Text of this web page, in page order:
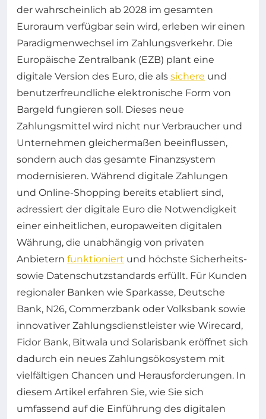
der wahrscheinlich ab 2028 im gesamten
Euroraum verfügbar sein wird, erleben wir einen
Paradigmenwechsel im Zahlungsverkehr. Die
Europäische Zentralbank (EZB) plant eine
digitale Version des Euro, die als sichere und
benutzerfreundliche elektronische Form von
Bargeld fungieren soll. Dieses neue
Zahlungsmittel wird nicht nur Verbraucher und
Unternehmen gleichermaßen beeinflussen,
sondern auch das gesamte Finanzsystem
modernisieren. Während digitale Zahlungen
und Online-Shopping bereits etabliert sind,
adressiert der digitale Euro die Notwendigkeit
einer einheitlichen, europaweiten digitalen
Währung, die unabhängig von privaten
Anbietern funktioniert und höchste Sicherheits-
sowie Datenschutzstandards erfüllt. Für Kunden
regionaler Banken wie Sparkasse, Deutsche
Bank, N26, Commerzbank oder Volksbank sowie
innovativer Zahlungsdienstleister wie Wirecard,
Fidor Bank, Bitwala und Solarisbank eröffnet sich
dadurch ein neues Zahlungsökosystem mit
vielfältigen Chancen und Herausforderungen. In
diesem Artikel erfahren Sie, wie Sie sich
umfassend auf die Einführung des digitalen